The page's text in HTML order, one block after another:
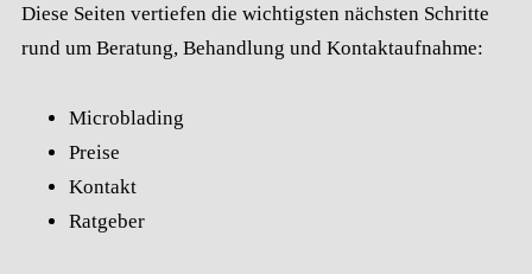
Diese Seiten vertiefen die wichtigsten nächsten Schritte
rund um Beratung, Behandlung und Kontaktaufnahme:
Microblading
Preise
Kontakt
Ratgeber